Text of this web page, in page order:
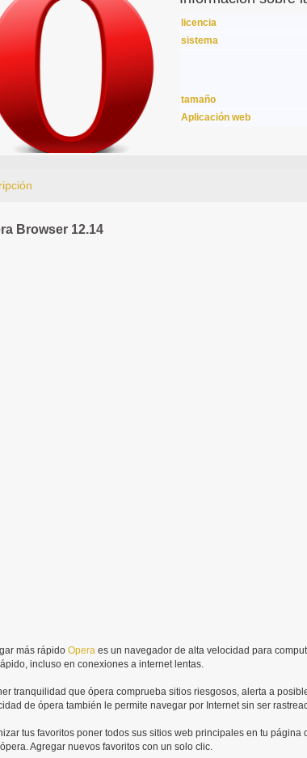
licencia
sistema
tamaño
Aplicación web
Browser 12.14
más rápido Operaes un navegador de alta velocidad para
incluso en conexiones a internet lentas.
tranquilidad que ópera comprueba sitios riesgosos, alerta a
de ópera también le permite navegar por Internet sin ser
tus favoritos poner todos sus sitios web principales en tu página
Agregar nuevos favoritos con un solo clic.